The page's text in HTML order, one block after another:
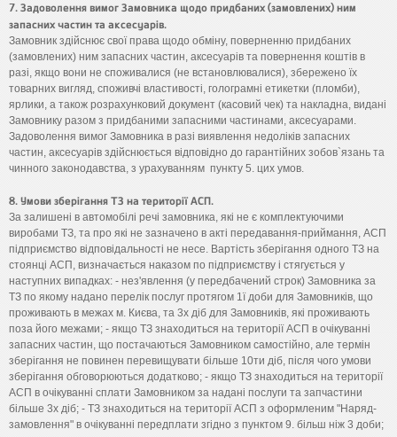
7. Задоволення вимог Замовника щодо придбаних (замовлених) ним
запасних частин та аксесуарів.
Замовник здійснює свої права щодо обміну, поверненню придбаних
(замовлених) ним запасних частин, аксесуарів та повернення коштів в
разі, якщо вони не споживалися (не встановлювалися), збережено їх
товарних вигляд, споживчі властивості, голограмні етикетки (пломби),
ярлики, а також розрахунковий документ (касовий чек) та накладна, видані
Замовнику разом з придбаними запасними частинами, аксесуарами.
Задоволення вимог Замовника в разі виявлення недоліків запасних
частин, аксесуарів здійснюється відповідно до гарантійних зобов`язань та
чинного законодавства, з урахуванням пункту 5. цих умов.
8. Умови зберігання ТЗ на території АСП.
За залишені в автомобілі речі замовника, які не є комплектуючими
виробами ТЗ, та про які не зазначено в акті передавання-приймання, АСП
підприємство відповідальності не несе. Вартість зберігання одного ТЗ на
стоянці АСП, визначається наказом по підприємству і стягується у
наступних випадках: - нез'явлення (у передбачений строк) Замовника за
ТЗ по якому надано перелік послуг протягом 1ї доби для Замовників, що
проживають в межах м. Києва, та 3х діб для Замовників, які проживають
поза його межами; - якщо ТЗ знаходиться на території АСП в очікуванні
запасних частин, що постачаються Замовником самостійно, але термін
зберігання не повинен перевищувати більше 10ти діб, після чого умови
зберігання обговорюються додатково; - якщо ТЗ знаходиться на території
АСП в очікуванні сплати Замовником за надані послуги та запчастини
більше 3х діб; - ТЗ знаходиться на території АСП з оформленим "Наряд-
замовлення" в очікуванні передплати згідно з пунктом 9. більш ніж 3 доби;